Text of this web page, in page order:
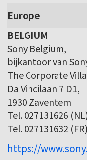
Europe
BELGIUM
Sony Belgium,
bijkantoor van
The Corporate
Da Vincilaan 7 D1,
1930 Zaventem
Tel. 027131626 (NL)
Tel. 027131632 (FR)
https://